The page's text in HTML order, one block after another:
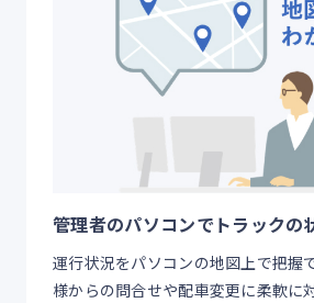
管理者のパソコンでトラックの
運行状況をパソコンの地図上で把握
様からの問合せや配車変更に柔軟に